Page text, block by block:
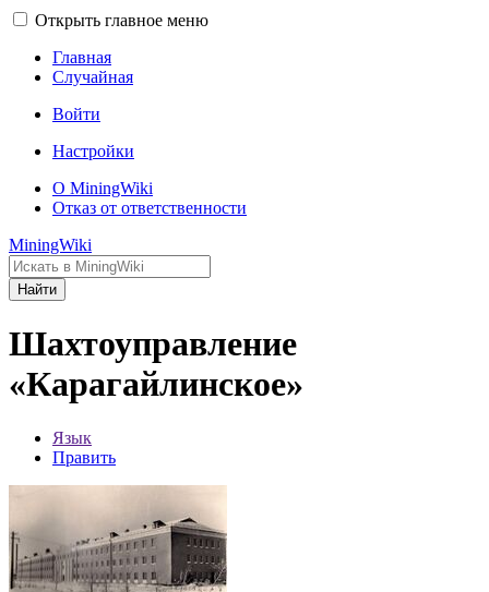
Открыть главное меню
Главная
Случайная
Войти
Настройки
О MiningWiki
Отказ от ответственности
MiningWiki
Найти
Шахтоуправление
«Карагайлинское»
Язык
Править